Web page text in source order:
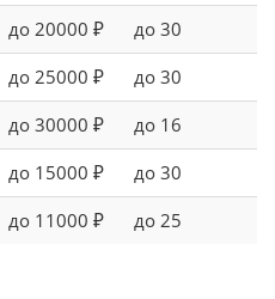
до 20000 ₽ до 30
до 25000 ₽ до 30
до 30000 ₽ до 16
до 15000 ₽ до 30
до 11000 ₽ до 25